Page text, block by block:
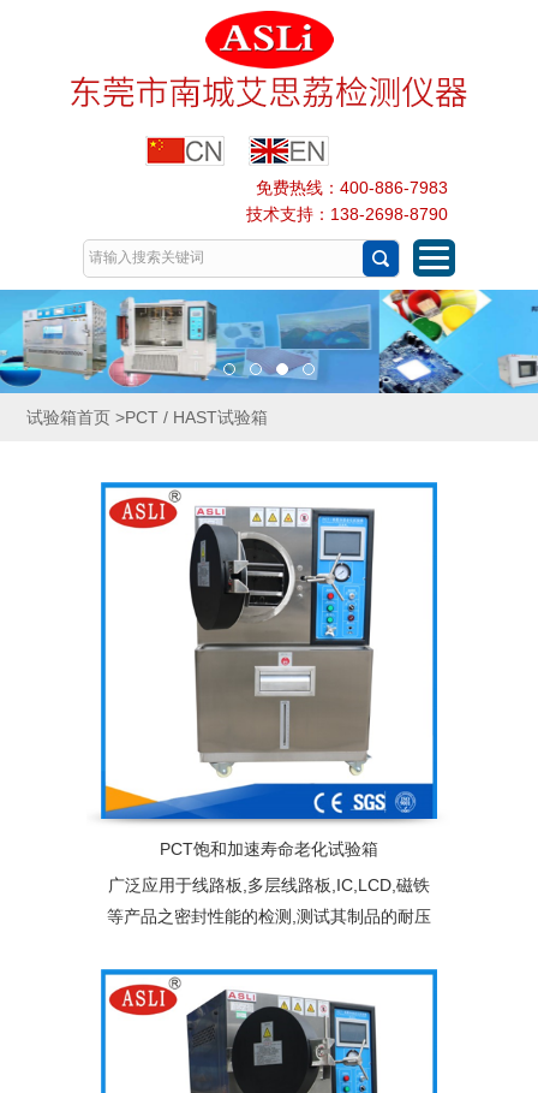
免费热线：400-886-7983
技术支持：138-2698-8790
试验箱首页>PCT / HAST试验箱
PCT饱和加速寿命老化试验箱
广泛应用于线路板,多层线路板,IC,LCD,磁铁
等产品之密封性能的检测,测试其制品的耐压
环境应力(如：温度)与工作应力(施加给产品
的电压、负荷等)，加快试验过程，缩短产品
或系统的寿命试验时间